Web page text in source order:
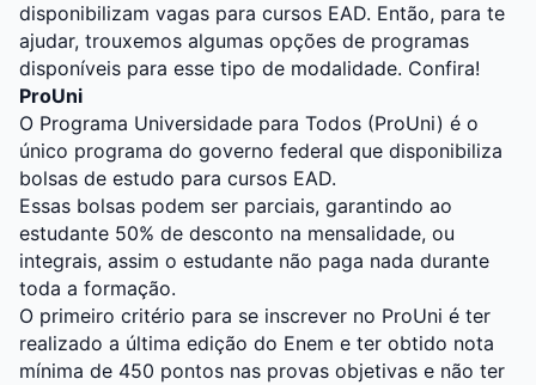
disponibilizam vagas para cursos EAD. Então, para te
ajudar, trouxemos algumas opções de programas
disponíveis para esse tipo de modalidade. Confira!
ProUni
O Programa Universidade para Todos (ProUni) é o
único programa do governo federal que disponibiliza
bolsas de estudo para cursos EAD.
Essas bolsas podem ser parciais, garantindo ao
estudante 50% de desconto na mensalidade, ou
integrais, assim o estudante não paga nada durante
toda a formação.
O primeiro critério para se inscrever no ProUni é ter
realizado a última edição do Enem e ter obtido nota
mínima de 450 pontos nas provas objetivas e não ter